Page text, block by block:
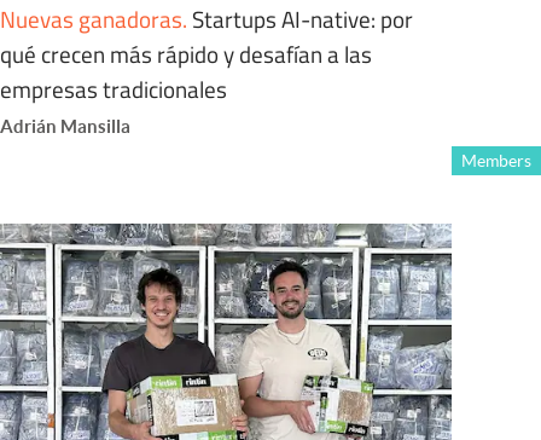
Nuevas ganadoras. Startups AI-native: por
qué crecen más rápido y desafían a las
empresas tradicionales
Adrián Mansilla
Members